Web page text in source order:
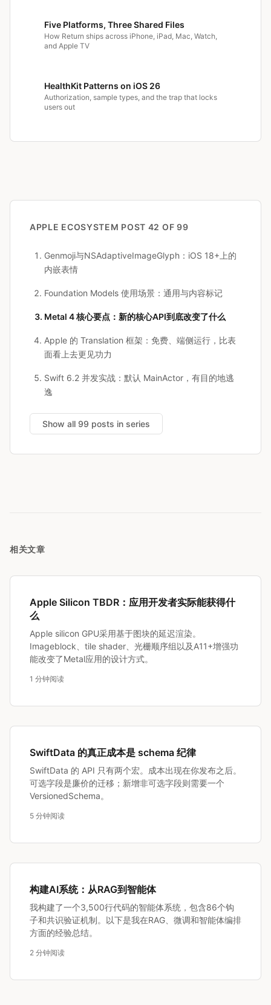
Five Platforms, Three Shared Files
How Return ships across iPhone, iPad, Mac, Watch,
and Apple TV
HealthKit Patterns on iOS 26
Authorization, sample types, and the trap that locks
users out
APPLE ECOSYSTEM POST 42 OF 99
Genmoji与NSAdaptiveImageGlyph：iOS 18+上的
内嵌表情
Foundation Models 使用场景：通用与内容标记
Metal 4 核心要点：新的核心API到底改变了什么
Apple 的 Translation 框架：免费、端侧运行，比表
面看上去更见功力
Swift 6.2 并发实战：默认 MainActor，有目的地逃
逸
Show all 99 posts in series
相关文章
Apple Silicon TBDR：应用开发者实际能获得什
么
Apple silicon GPU采用基于图块的延迟渲染。
Imageblock、tile shader、光栅顺序组以及A11+增强功
能改变了Metal应用的设计方式。
1 分钟阅读
SwiftData 的真正成本是 schema 纪律
SwiftData 的 API 只有两个宏。成本出现在你发布之后。
可选字段是廉价的迁移；新增非可选字段则需要一个
VersionedSchema。
5 分钟阅读
构建AI系统：从RAG到智能体
我构建了一个3,500行代码的智能体系统，包含86个钩
子和共识验证机制。以下是我在RAG、微调和智能体编排
方面的经验总结。
2 分钟阅读